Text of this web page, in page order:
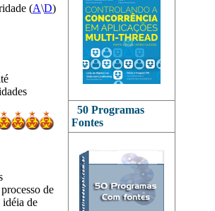
(A\D)
de
idéia de
50 Programas
Fontes